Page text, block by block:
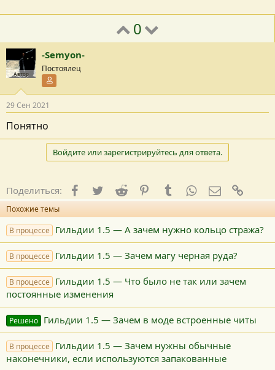
0
Автор
-Semyon-
Постоялец
29 Сен 2021
Понятно
Войдите или зарегистрируйтесь для ответа.
Поделиться: Facebook
TwitterReddit PinterestTumblrWhatsApp
E-mail
Похожие темы
В процессе Гильдии 1.5 — А зачем нужно кольцо стража?
В процессе Гильдии 1.5 — Зачем магу черная руда?
В процессе Гильдии 1.5 — Что было не так или зачем
постоянные изменения
Решено Гильдии 1.5 — Зачем в моде встроенные читы
В процессе Гильдии 1.5 — Зачем нужны обычные
наконечники, если используются запакованные